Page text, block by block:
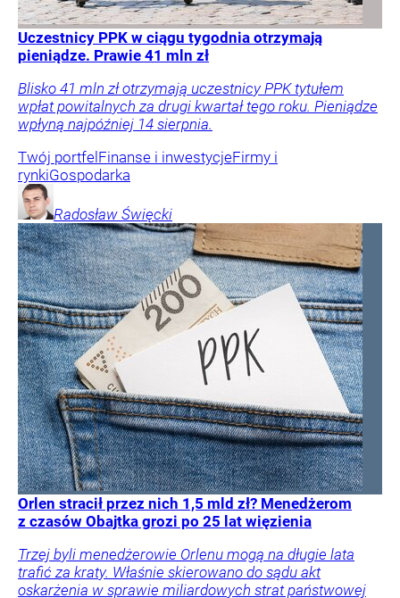
Uczestnicy PPK w ciągu tygodnia otrzymają
pieniądze. Prawie 41 mln zł
Blisko 41 mln zł otrzymają uczestnicy PPK tytułem
wpłat powitalnych za drugi kwartał tego roku. Pieniądze
wpłyną najpóźniej 14 sierpnia.
Twój portfelFinanse i inwestycjeFirmy i
rynkiGospodarka
Radosław Święcki
Orlen stracił przez nich 1,5 mld zł? Menedżerom
z czasów Obajtka grozi po 25 lat więzienia
Trzej byli menedżerowie Orlenu mogą na długie lata
trafić za kraty. Właśnie skierowano do sądu akt
oskarżenia w sprawie miliardowych strat państwowej